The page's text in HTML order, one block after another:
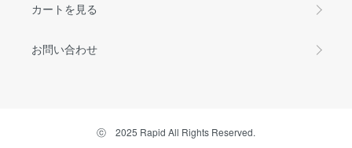
カートを見る
お問い合わせ
ⓒ 2025 Rapid All Rights Reserved.